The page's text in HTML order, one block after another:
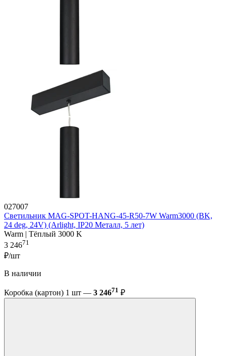
027007
Светильник MAG-SPOT-HANG-45-R50-7W Warm3000 (BK,
24 deg, 24V) (Arlight, IP20 Металл, 5 лет)
Warm | Тёплый 3000 K
3 24671
₽/шт
В наличии
Коробка (картон) 1 шт — 3 24671 ₽